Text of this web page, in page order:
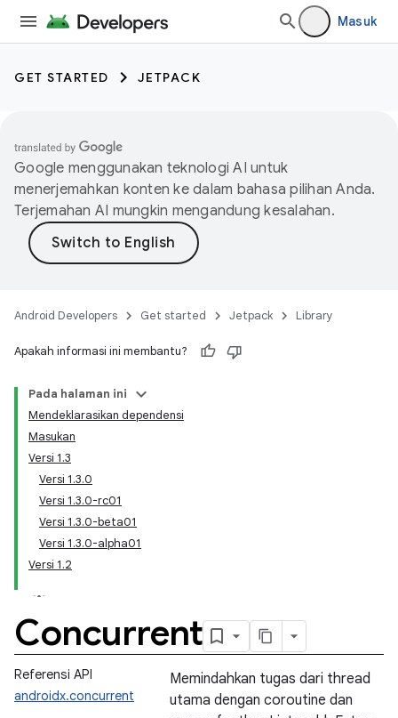
Masuk
GET STARTED JETPACK
Google menggunakan teknologi AI untuk
menerjemahkan konten ke dalam bahasa pilihan Anda.
Terjemahan AI mungkin mengandung kesalahan.
Android Developers Get started Jetpack Library
Apakah informasi ini membantu?
Pada halaman ini
Mendeklarasikan dependensi
Masukan
Versi 1.3
Versi 1.3.0
Versi 1.3.0-rc01
Versi 1.3.0-beta01
Versi 1.3.0-alpha01
Versi 1.2
Concurrent
Referensi API
androidx.concurrent
Memindahkan tugas dari thread
utama dengan coroutine dan